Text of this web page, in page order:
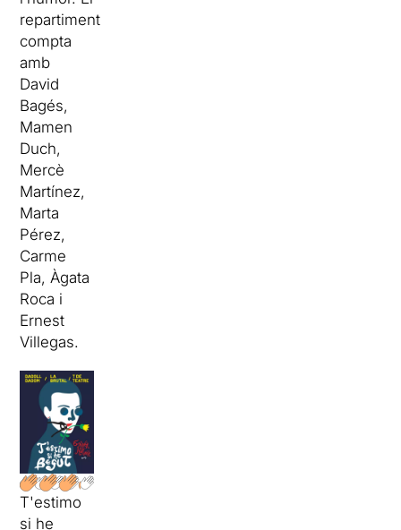
repartiment
compta
amb
David
Bagés,
Mamen
Duch,
Mercè
Martínez,
Marta
Pérez,
Carme
Pla, Àgata
Roca i
Ernest
Villegas.
T'estimo
si he